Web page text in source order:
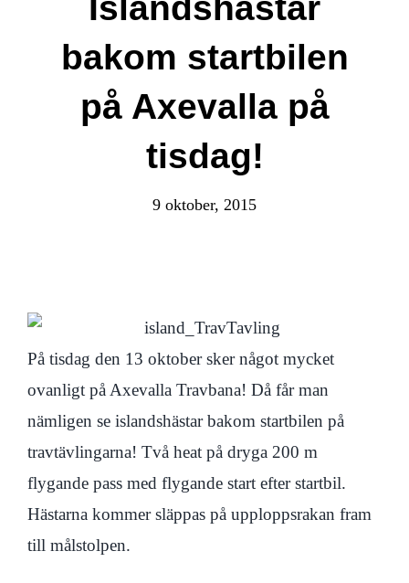
bakom startbilen
på Axevalla på
tisdag!
9 oktober, 2015
På tisdag den 13 oktober sker något mycket
ovanligt på Axevalla Travbana! Då får man
nämligen se islandshästar bakom startbilen på
travtävlingarna! Två heat på dryga 200 m
flygande pass med flygande start efter startbil.
Hästarna kommer släppas på upploppsrakan fram
till målstolpen.